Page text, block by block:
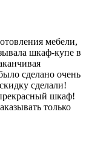
мебели,
шкаф-купе в
сделано очень
сделали!
шкаф!
только